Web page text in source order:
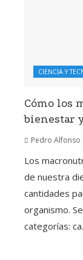
CIENCIA Y
Cómo los
bienestar
Pedro Alfonso
Los
de nuestra
cantidades
organismo.
categorías: